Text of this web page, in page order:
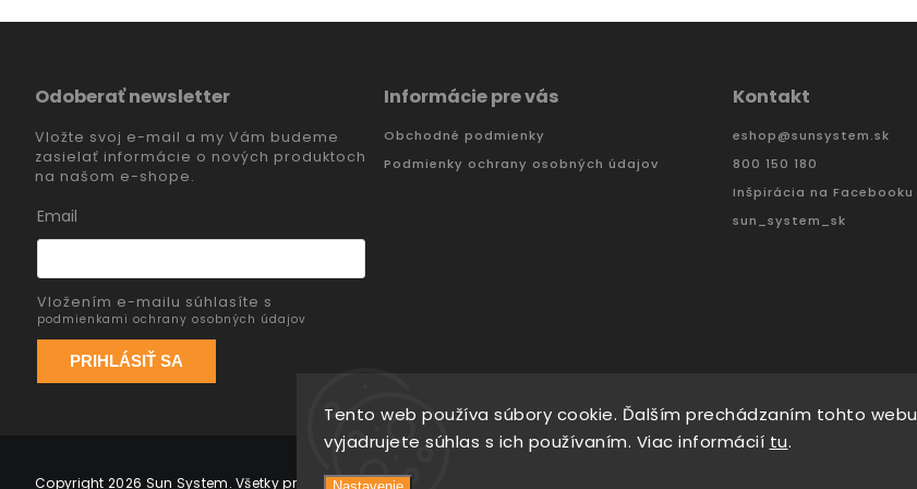
Tento web používa súbory cookie. Ďalším prechádzaním tohto webu
vyjadrujete súhlas s ich používaním. Viac informácií tu.
Odoberať newsletter
Vložte svoj e-mail a my Vám budeme
zasielať informácie o nových produktoch
na našom e-shope.
Email
Vložením e-mailu súhlasíte s
podmienkami ochrany osobných údajov
PRIHLÁSIŤ SA
Informácie pre vás
Obchodné podmienky
Podmienky ochrany osobných údajov
Kontakt
eshop@sunsystem.sk
800 150 180
Inšpirácia na Facebooku
sun_system_sk
Copyright 2026 Sun System. Všetky práva vyhradené.